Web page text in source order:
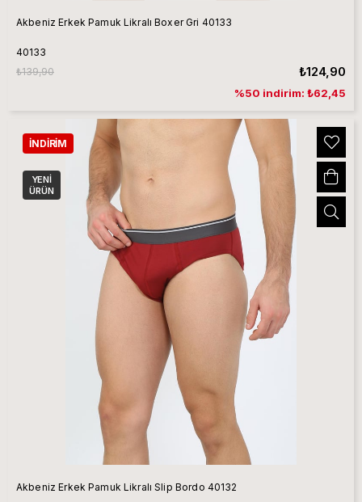
Akbeniz Erkek Pamuk Likralı Boxer Gri 40133
40133
₺124,90
₺139,90
%50 indirim: ₺62,45
Akbeniz Erkek Pamuk Likralı Slip Bordo 40132
İNDIRIM
YENI
ÜRÜN